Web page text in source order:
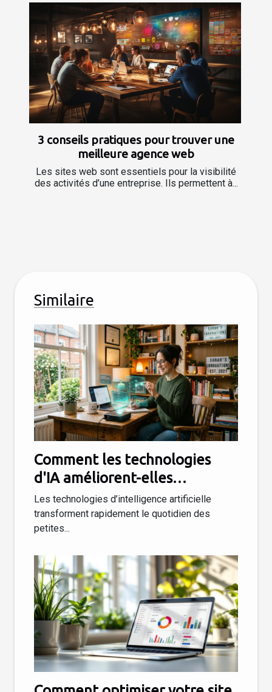
3 conseils pratiques pour trouver une
meilleure agence web
Les sites web sont essentiels pour la visibilité
des activités d’une entreprise. Ils permettent à...
Similaire
Comment les technologies
d'IA améliorent-elles
l'efficacité des petites
entreprises ?
Les technologies d’intelligence artificielle
transforment rapidement le quotidien des
petites...